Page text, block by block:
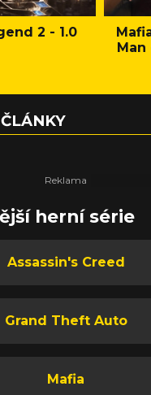
2 - 1.0
Man
herní série
Assassin's Creed
Grand Theft Auto
Mafia